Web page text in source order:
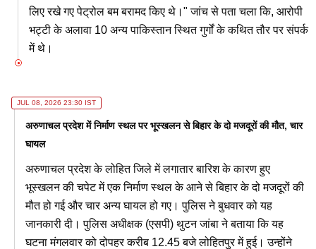
लिए रखे गए पेट्रोल बम बरामद किए थे।" जांच से पता चला कि, आरोपी
भट्टी के अलावा 10 अन्य पाकिस्तान स्थित गुर्गों के कथित तौर पर संपर्क
में थे।
JUL 08, 2026 23:30 IST
अरुणाचल प्रदेश में निर्माण स्थल पर भूस्खलन से बिहार के दो मजदूरों की मौत, चार
घायल
अरुणाचल प्रदेश के लोहित जिले में लगातार बारिश के कारण हुए
भूस्खलन की चपेट में एक निर्माण स्थल के आने से बिहार के दो मजदूरों की
मौत हो गई और चार अन्य घायल हो गए। पुलिस ने बुधवार को यह
जानकारी दी। पुलिस अधीक्षक (एसपी) थुटन जांबा ने बताया कि यह
घटना मंगलवार को दोपहर करीब 12.45 बजे लोहितपुर में हुई। उन्होंने